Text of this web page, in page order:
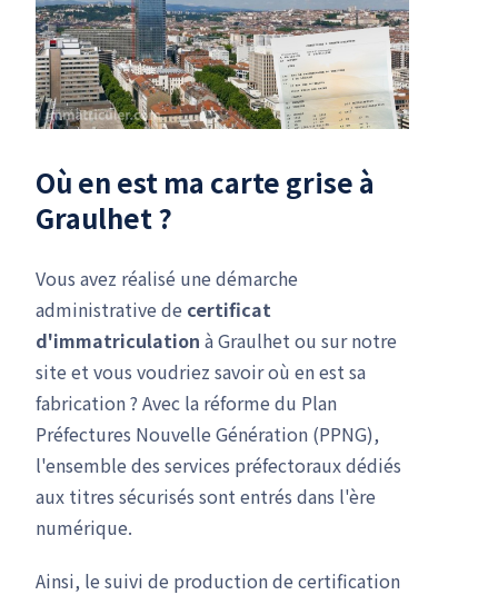
Où en est ma carte grise à
Graulhet ?
Vous avez réalisé une démarche
administrative de certificat
d'immatriculation à Graulhet ou sur notre
site et vous voudriez savoir où en est sa
fabrication ? Avec la réforme du Plan
Préfectures Nouvelle Génération (PPNG),
l'ensemble des services préfectoraux dédiés
aux titres sécurisés sont entrés dans l'ère
numérique.
Ainsi, le suivi de production de certification